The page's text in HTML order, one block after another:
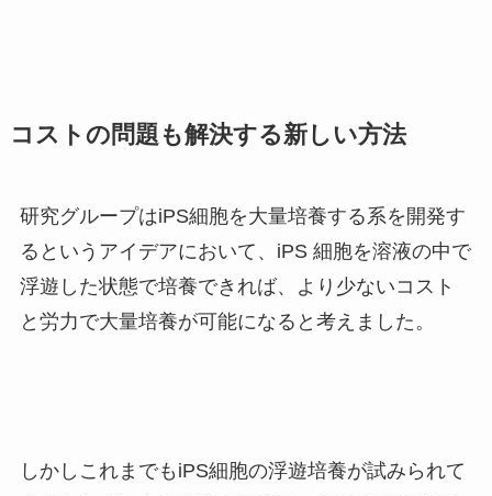
コストの問題も解決する新しい方法
研究グループはiPS細胞を大量培養する系を開発す
るというアイデアにおいて、iPS 細胞を溶液の中で
浮遊した状態で培養できれば、より少ないコスト
と労力で大量培養が可能になると考えました。
しかしこれまでもiPS細胞の浮遊培養が試みられて